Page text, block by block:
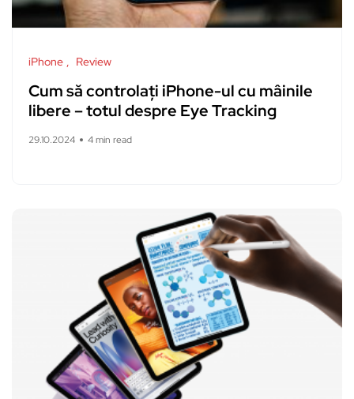
iPhone Review
Cum să controlați iPhone-ul cu mâinile
libere – totul despre Eye Tracking
29.10.2024 4 min read